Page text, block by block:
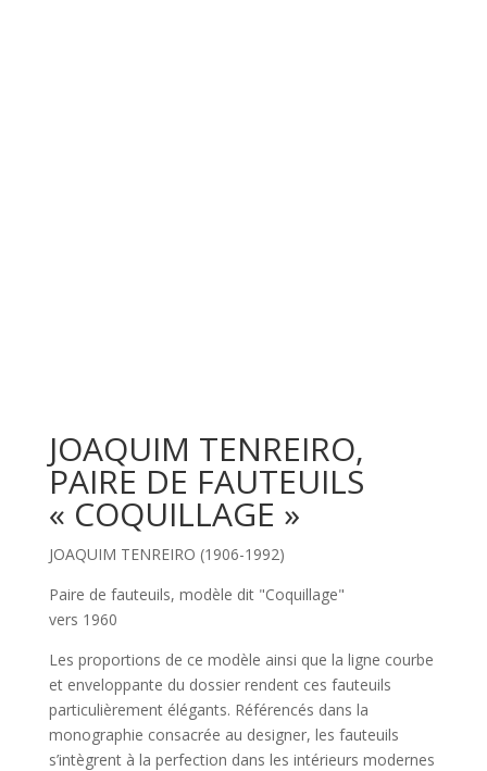
JOAQUIM TENREIRO,
PAIRE DE FAUTEUILS
« COQUILLAGE »
JOAQUIM TENREIRO (1906-1992)
Paire de fauteuils, modèle dit "Coquillage"
vers 1960
Les proportions de ce modèle ainsi que la ligne courbe
et enveloppante du dossier rendent ces fauteuils
particulièrement élégants. Référencés dans la
monographie consacrée au designer, les fauteuils
s’intègrent à la perfection dans les intérieurs modernes